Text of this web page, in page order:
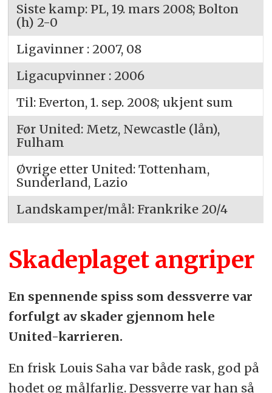
Siste kamp: PL, 19. mars 2008; Bolton
(h) 2-0
Ligavinner : 2007, 08
Ligacupvinner : 2006
Til: Everton, 1. sep. 2008; ukjent sum
Før United: Metz, Newcastle (lån),
Fulham
Øvrige etter United: Tottenham,
Sunderland, Lazio
Landskamper/mål: Frankrike 20/4
Skadeplaget angriper
En spennende spiss som dessverre var
forfulgt av skader gjennom hele
United-karrieren.
En frisk Louis Saha var både rask, god på
hodet og målfarlig. Dessverre var han så